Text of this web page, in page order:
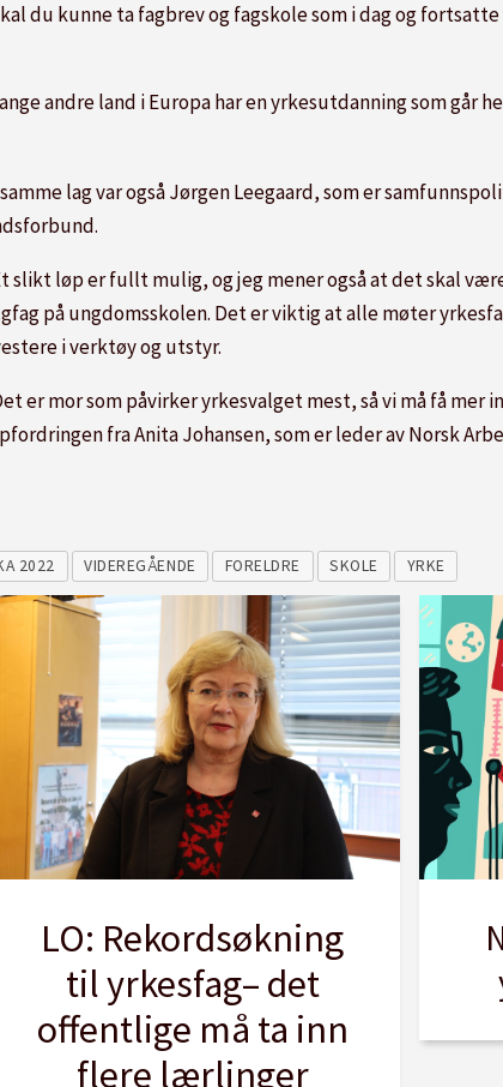
du kunne ta fagbrev og fagskole som i dag og
andre land i Europa har en yrkesutdanning som går
samme lag var også Jørgen Leegaard, som er
slikt løp er fullt mulig, og jeg mener også at det skal
på ungdomsskolen. Det er viktig at alle møter
i verktøy og utstyr.
er mor som påvirker yrkesvalget mest, så vi må få
fra Anita Johansen, som er leder av Norsk
2022 VIDEREGÅENDE FORELDRE SKOLE YRKE
LO: Rekordsøkning
til yrkesfag– det
offentlige må ta inn
flere lærlinger